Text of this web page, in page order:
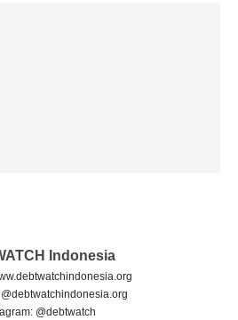
Indonesia
@debtwatch